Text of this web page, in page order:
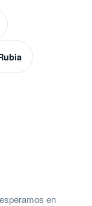
en